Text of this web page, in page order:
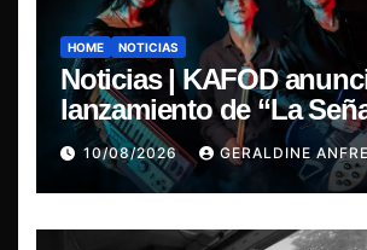
HOME NOTICIAS
Noticias | KAFOD
lanzamiento de “La
Encontró”, el primer
su nuevo álbum
10/08/2026 GERALDINE